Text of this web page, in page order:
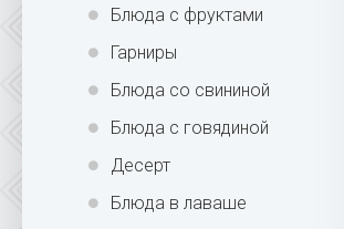
Блюда с фруктами
Гарниры
Блюда со свининой
Блюда с говядиной
Десерт
Блюда в лаваше